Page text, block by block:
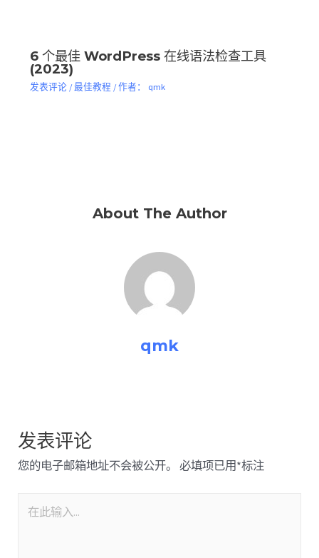
6 个最佳 WordPress 在线语法检查工具
(2023)
发表评论 /最佳教程 / 作者： qmk
About The Author
qmk
发表评论
您的电子邮箱地址不会被公开。 必填项已用*标注